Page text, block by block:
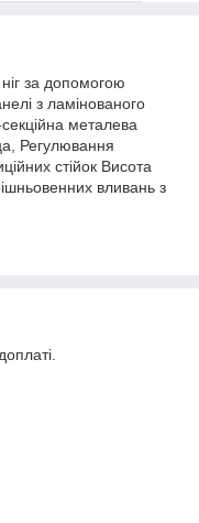
за допомогою
з ламінованого
металева
Регулювання
стійок Висота
вливань з